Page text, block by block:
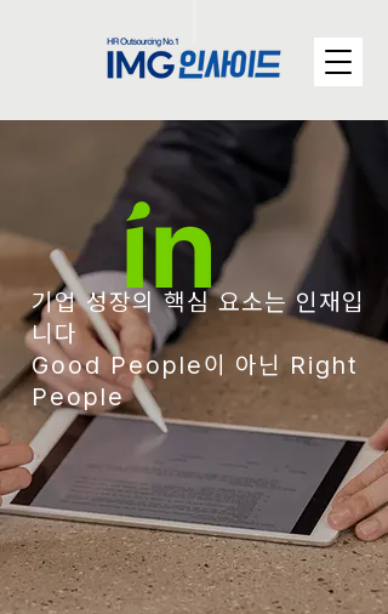
기업 성장의 핵심 요소는 인재입
니다
Good People이 아닌 Right
People